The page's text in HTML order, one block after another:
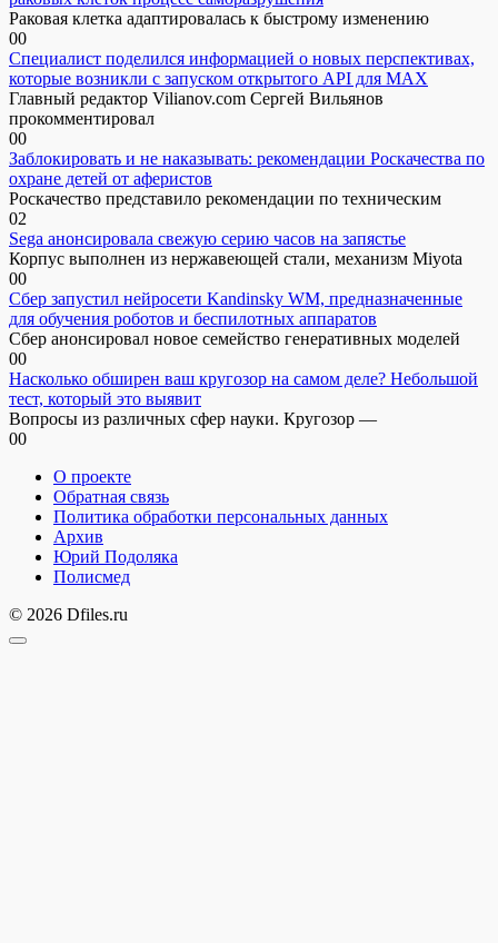
Раковая клетка адаптировалась к быстрому изменению
00
Специалист поделился информацией о новых перспективах,
которые возникли с запуском открытого API для МАХ
Главный редактор Vilianov.com Сергей Вильянов
прокомментировал
00
Заблокировать и не наказывать: рекомендации Роскачества по
охране детей от аферистов
Роскачество представило рекомендации по техническим
02
Sega анонсировала свежую серию часов на запястье
Корпус выполнен из нержавеющей стали, механизм Miyota
00
Сбер запустил нейросети Kandinsky WM, предназначенные
для обучения роботов и беспилотных аппаратов
Сбер анонсировал новое семейство генеративных моделей
00
Насколько обширен ваш кругозор на самом деле? Небольшой
тест, который это выявит
Вопросы из различных сфер науки. Кругозор —
00
О проекте
Обратная связь
Политика обработки персональных данных
Архив
Юрий Подоляка
Полисмед
© 2026 Dfiles.ru